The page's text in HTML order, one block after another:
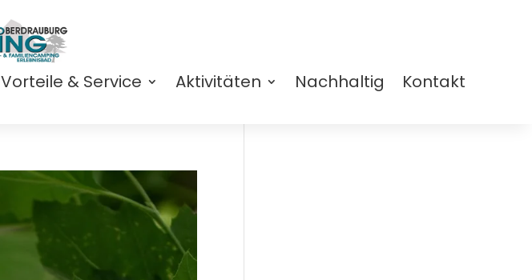
Vorteile & Service Aktivitäten Nachhaltig Kontakt